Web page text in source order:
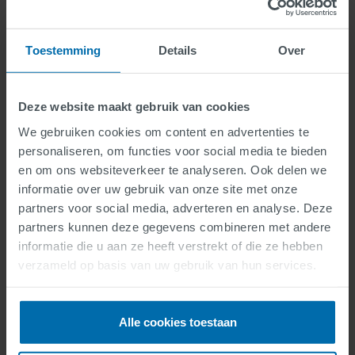
Toestemming Details Over
Deze website maakt gebruik van cookies
We gebruiken cookies om content en advertenties te
personaliseren, om functies voor social media te bieden
en om ons websiteverkeer te analyseren. Ook delen we
informatie over uw gebruik van onze site met onze
partners voor social media, adverteren en analyse. Deze
partners kunnen deze gegevens combineren met andere
informatie die u aan ze heeft verstrekt of die ze hebben
verzameld op basis van uw gebruik van hun services.
Alle cookies toestaan
besturingskast volledig in eigen beheer konden bouwen.’
Wekelijks bespraken we met Mourik Infra en
Rijkswaterstaat de technische aanpak en voortgang.
Extra bijzonder was de samenwerking tussen
tijdsdruk en onderhoudswerkzaamheden aan andere
objecten op en langs de Maas hebben we verschillende
teams ingezet. Zo hebben collega’s uit Wormerveer de
hard- en software geëngineerd. Een team uit
Barendrecht is naar Wormerveer gekomen om de
besturingskast volledig in eigen beheer te bouwen en
snel te kunnen schakelen met de engineers. Collega’s uit
Echt hebben meerdere keren geholpen met ad hoc
werkzaamheden en overige ondersteuning. Dit was echt
een mooie samenwerking!
hebben we de lierinstallatie in recordtempo gerealiseerd.